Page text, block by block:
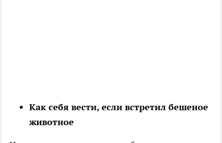
Как себя вести, если встретил бешеное
животное